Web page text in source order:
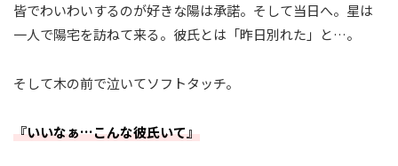
皆でわいわいするのが好きな陽は承諾。そして当日へ。星は
一人で陽宅を訪ねて来る。彼氏とは「昨日別れた」と…。
そして木の前で泣いてソフトタッチ。
『いいなぁ…こんな彼氏いて』